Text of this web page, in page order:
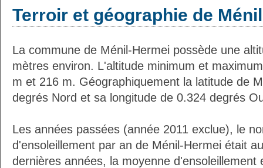
Terroir et géographie de
La commune de Ménil-Hermei possède une
mètres environ. L'altitude minimum et
m et 216 m. Géographiquement la latitude de
degrés Nord et sa longitude de 0.324 degrés
Les années passées (année 2011 exclue), le
d'ensoleillement par an de Ménil-Hermei était
dernières années, la moyenne d'ensoleillement